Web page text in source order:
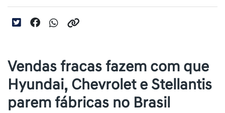
Vendas fracas fazem com que
Hyundai, Chevrolet e Stellantis
parem fábricas no Brasil